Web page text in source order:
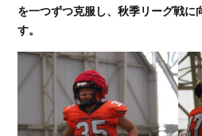
を一つずつ克服し、秋季リーグ戦に
す。